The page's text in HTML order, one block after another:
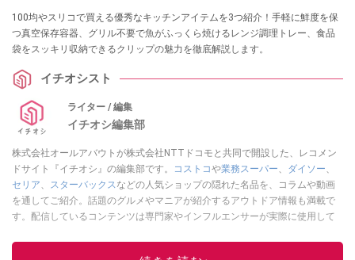
100均やスリコで買える優秀なキッチンアイテムを3つ紹介！手軽に鮮度を保
つ真空保存容器、グリル不要で魚がふっくら焼けるレンジ調理トレー、食品
袋をスッキリ収納できるクリップの魅力を徹底解説します。
イチオシスト
ライター / 編集
イチオシ編集部
株式会社オールアバウトが株式会社NTTドコモと共同で開設した、レコメン
ドサイト『イチオシ』の編集部です。
コストコや業務スーパー ダイソー
セリア
スターバックス などの人気ショップの隠れた名品を、コラムや動画
を通してご紹介。話題のグルメやマニアが紹介するアウトドア情報も満載で
す。配信しているコンテンツは専門家やインフルエンサーが実際に使用して
ニュースでフォロー